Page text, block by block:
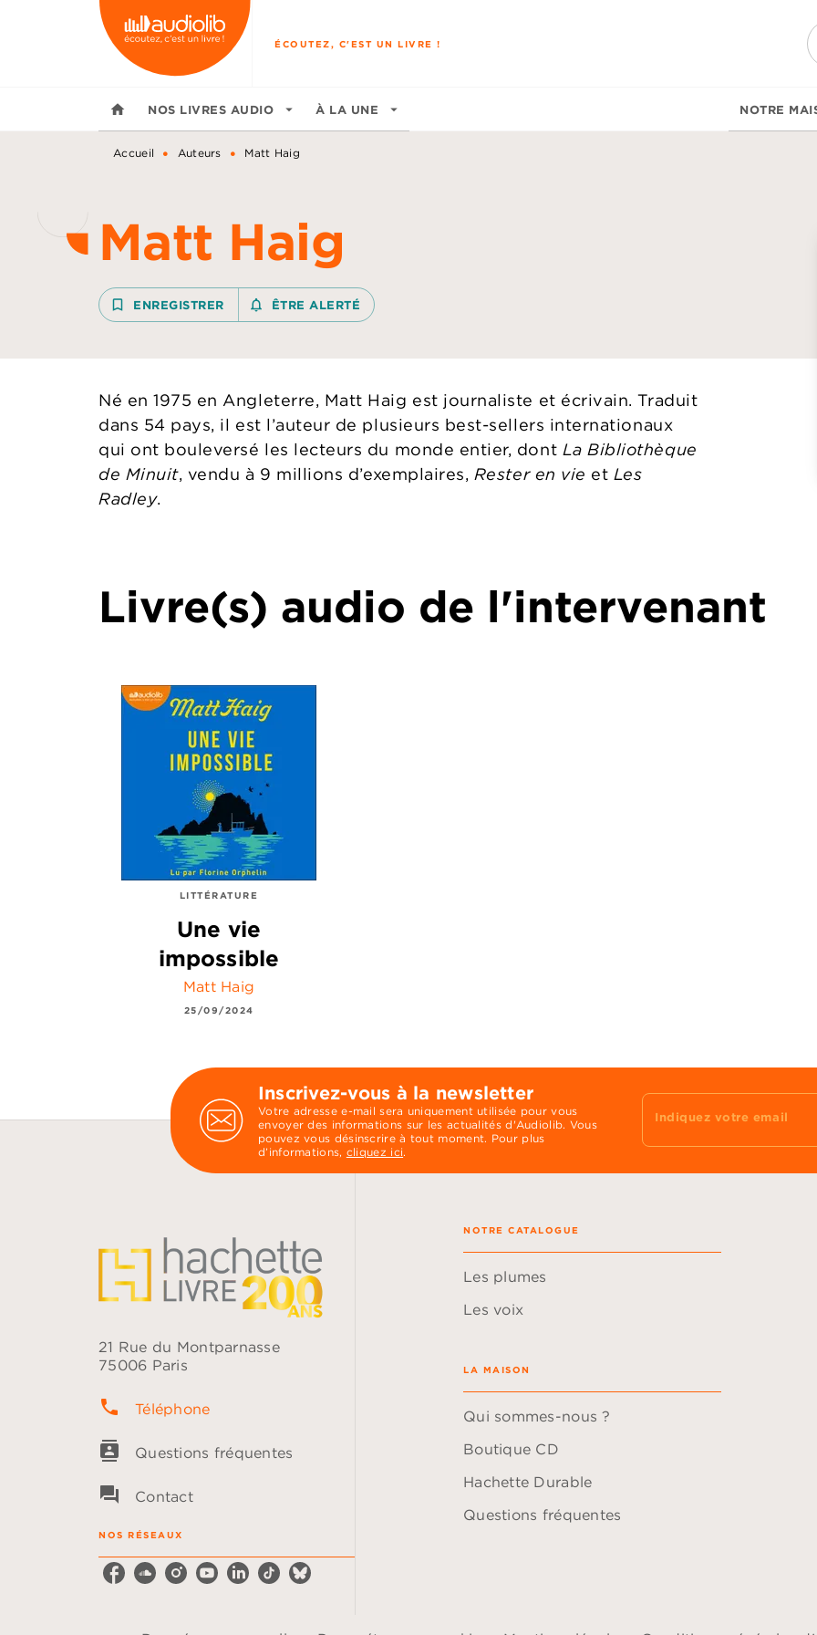
MENU RECHERCHE
ÉCOUTEZ, C'EST UN LIVRE !
home NOS LIVRES AUDIO arrow_drop_down À LA UNE arrow_drop_down NOTRE
Accueil • Auteurs • Matt Haig
Matt Haig
bookmark_border ENREGISTRER notifications_none_outlined
ÊTRE ALERTÉ
Né en 1975 en Angleterre, Matt Haig est journaliste et écrivain. Traduit
dans 54 pays, il est l’auteur de plusieurs best-sellers interna­tionaux
qui ont bouleversé les lecteurs du monde entier, dont La Bibliothèque
de Minuit, vendu à 9 millions d’exemplaires, Rester en vie et Les
Radley.
Livre(s) audio de l'intervenant
LITTÉRATURE
Une vie
impossible
Matt Haig
25/09/2024
Inscrivez-vous à la newsletter
Votre adresse e-mail sera uniquement utilisée pour vous
envoyer des informations sur les actualités d'Audiolib. Vous
pouvez vous désinscrire à tout moment. Pour plus
d’informations, cliquez ici.
Indiquez votre email
21 Rue du Montparnasse
75006 Paris
phone Téléphone
contacts Questions fréquentes
question_answer Contact
NOS RÉSEAUX
NOTRE CATALOGUE
Les plumes
Les voix
LA MAISON
Qui sommes-nous ?
Boutique CD
Hachette Durable
Questions fréquentes